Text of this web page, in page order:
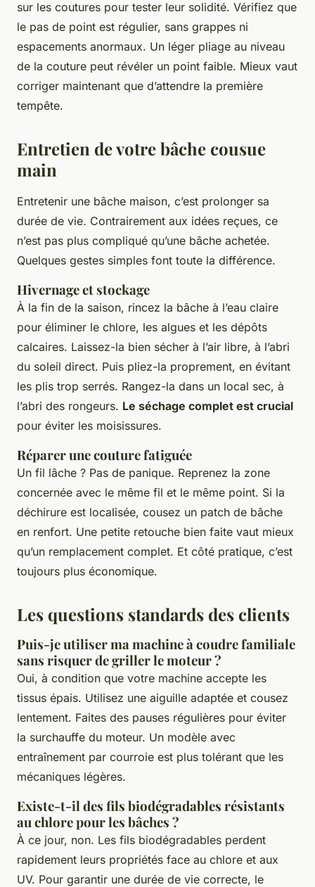
sur les coutures pour tester leur solidité. Vérifiez que
le pas de point est régulier, sans grappes ni
espacements anormaux. Un léger pliage au niveau
de la couture peut révéler un point faible. Mieux vaut
corriger maintenant que d’attendre la première
tempête.
Entretien de votre bâche cousue
main
Entretenir une bâche maison, c’est prolonger sa
durée de vie. Contrairement aux idées reçues, ce
n’est pas plus compliqué qu’une bâche achetée.
Quelques gestes simples font toute la différence.
Hivernage et stockage
À la fin de la saison, rincez la bâche à l’eau claire
pour éliminer le chlore, les algues et les dépôts
calcaires. Laissez-la bien sécher à l’air libre, à l’abri
du soleil direct. Puis pliez-la proprement, en évitant
les plis trop serrés. Rangez-la dans un local sec, à
l’abri des rongeurs. Le séchage complet est crucial
pour éviter les moisissures.
Réparer une couture fatiguée
Un fil lâche ? Pas de panique. Reprenez la zone
concernée avec le même fil et le même point. Si la
déchirure est localisée, cousez un patch de bâche
en renfort. Une petite retouche bien faite vaut mieux
qu’un remplacement complet. Et côté pratique, c’est
toujours plus économique.
Les questions standards des clients
Puis-je utiliser ma machine à coudre familiale
sans risquer de griller le moteur ?
Oui, à condition que votre machine accepte les
tissus épais. Utilisez une aiguille adaptée et cousez
lentement. Faites des pauses régulières pour éviter
la surchauffe du moteur. Un modèle avec
entraînement par courroie est plus tolérant que les
mécaniques légères.
Existe-t-il des fils biodégradables résistants
au chlore pour les bâches ?
À ce jour, non. Les fils biodégradables perdent
rapidement leurs propriétés face au chlore et aux
UV. Pour garantir une durée de vie correcte, le